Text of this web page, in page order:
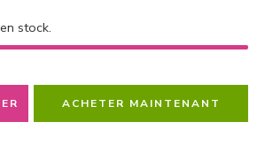
stock.
ACHETER MAINTENANT